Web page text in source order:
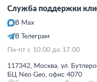
Служба поддержки
В Max
В Телеграм
Пн-пт с 10:00 до 17:00
117342, Москва, ул.
БЦ Neo Geo, офис 4070